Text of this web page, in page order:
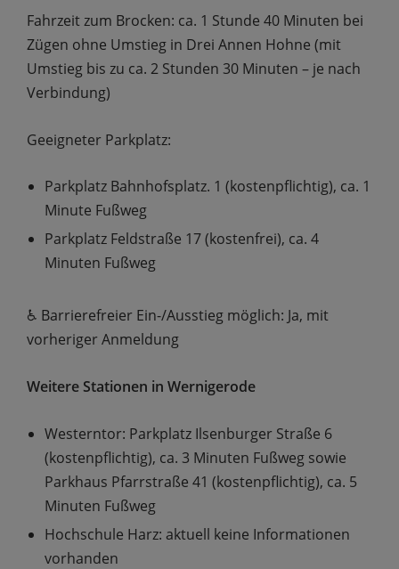
Fahrzeit zum Brocken: ca. 1 Stunde 40 Minuten bei
Zügen ohne Umstieg in Drei Annen Hohne (mit
Umstieg bis zu ca. 2 Stunden 30 Minuten – je nach
Verbindung)
Geeigneter Parkplatz:
Parkplatz Bahnhofsplatz. 1 (kostenpflichtig), ca. 1
Minute Fußweg
Parkplatz Feldstraße 17 (kostenfrei), ca. 4
Minuten Fußweg
♿️ Barrierefreier Ein-/Ausstieg möglich: Ja, mit
vorheriger Anmeldung
Weitere Stationen in Wernigerode
Westerntor: Parkplatz Ilsenburger Straße 6
(kostenpflichtig), ca. 3 Minuten Fußweg sowie
Parkhaus Pfarrstraße 41 (kostenpflichtig), ca. 5
Minuten Fußweg
Hochschule Harz: aktuell keine Informationen
vorhanden